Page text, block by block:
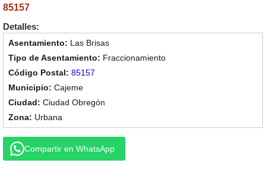
85157
Detalles:
Las Brisas
Fraccionamiento
85157
Cajeme
Ciudad Obregón
Urbana
Compartir en WhatsApp